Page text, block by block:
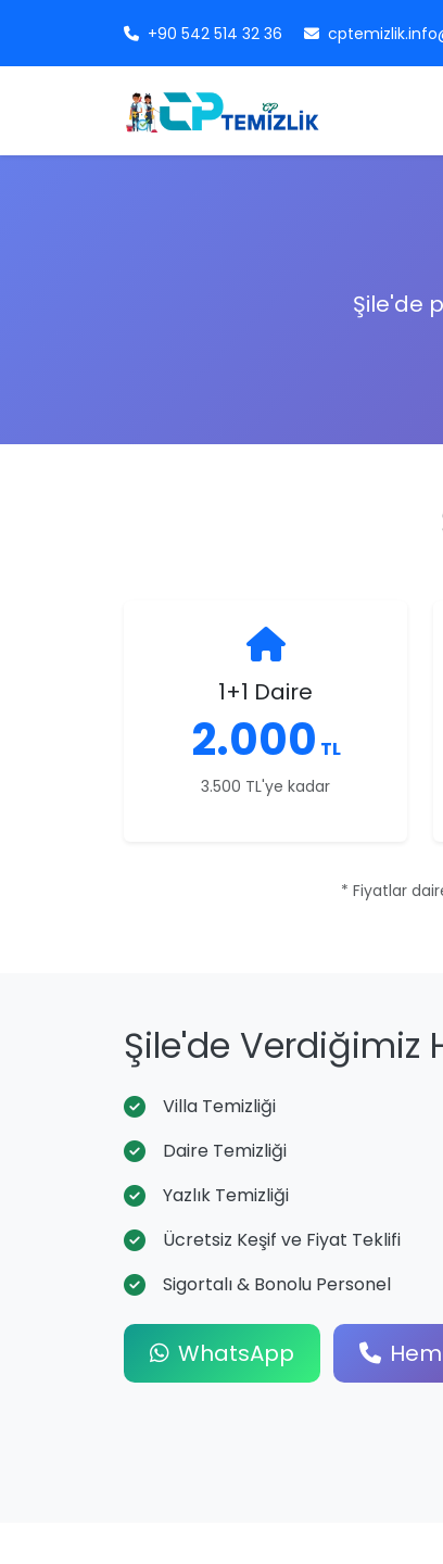
+90 542 514 32 36
Şile'de
1+1 Daire
2.000 TL
3.500 TL'ye kadar
* Fiyatlar
Şile'de Verdiğimiz
Villa Temizliği
Daire Temizliği
Yazlık Temizliği
Ücretsiz Keşif ve Fiyat Teklifi
Sigortalı & Bonolu Personel
WhatsApp